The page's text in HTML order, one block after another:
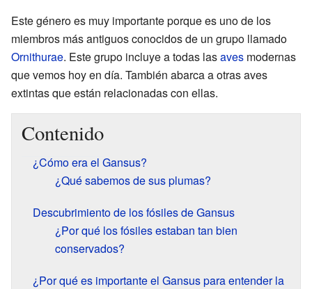
Este género es muy importante porque es uno de los
miembros más antiguos conocidos de un grupo llamado
Ornithurae. Este grupo incluye a todas lasaves modernas
que vemos hoy en día. También abarca a otras aves
extintas que están relacionadas con ellas.
Contenido
¿Cómo era el Gansus?
¿Qué sabemos de sus plumas?
Descubrimiento de los fósiles de Gansus
¿Por qué los fósiles estaban tan bien
conservados?
¿Por qué es importante el Gansus para entender la